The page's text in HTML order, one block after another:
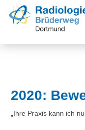
2020:
„Ihre Praxis kann ich